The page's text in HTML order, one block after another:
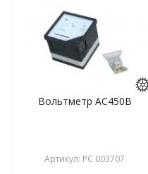
Вольтметр АС450В
Артикул: РС 003707